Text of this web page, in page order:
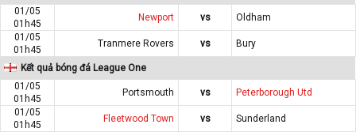
01/05
01h45
Newport vs
Oldham
01/05
01h45
Tranmere Rovers vs Bury
Kết quả bóng đá League One
01/05
01h45
Portsmouth vs
Peterborough Utd
01/05
01h45
Fleetwood Town vs Sunderland